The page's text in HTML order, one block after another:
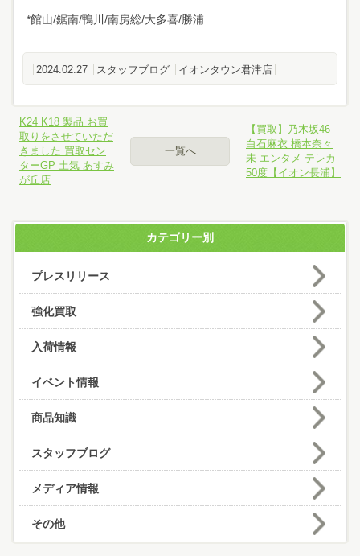
*館山/鋸南/鴨川/南房総/大多喜/勝浦
2024.02.27 スタッフブログ イオンタウン君津店
K24 K18 製品 お買
取りをさせていただ
きました 買取セン
ターGP 土気 あすみ
が丘店
一覧へ
【買取】乃木坂46
白石麻衣 橋本奈々
未 エンタメ テレカ
50度【イオン長浦】
カテゴリー別
プレスリリース
強化買取
入荷情報
イベント情報
商品知識
スタッフブログ
メディア情報
その他